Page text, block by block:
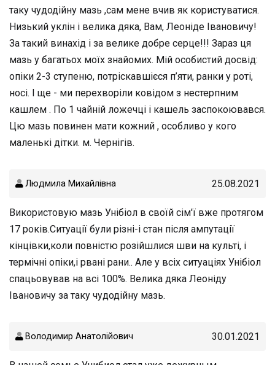
таку чудодійну мазь ,сам мене вчив як користуватися.
Низький уклін і велика дяка, Вам, Леоніде Івановичу!
За такий винахід і за велике добре серце!!! Зараз ця
мазь у багатьох моїх знайомих. Мій особистий досвід:
опіки 2-3 ступеню, потріскавшієся п’яти, ранки у роті,
носі. І ще - ми перехворіли ковідом з нестерпним
кашлем . По 1 чайній ложечці і кашель заспокоювався.
Цю мазь повинен мати кожний , особливо у кого
маленькі дітки. м. Чернігів.
Людмила Михайлівна 25.08.2021
Використовую мазь Унібіол в своїй сім'ї вже протягом
17 років.Ситуації були різні-і стан після ампутації
кінцівки,коли повністю розійшлися шви на культі, і
термічні опіки,і рвані рани.. Але у всіх ситуаціях Унібіол
спацьовував на всі 100%. Велика дяка Леоніду
Івановичу за таку чудодійну мазь.
Володимир Анатолійович 30.01.2021